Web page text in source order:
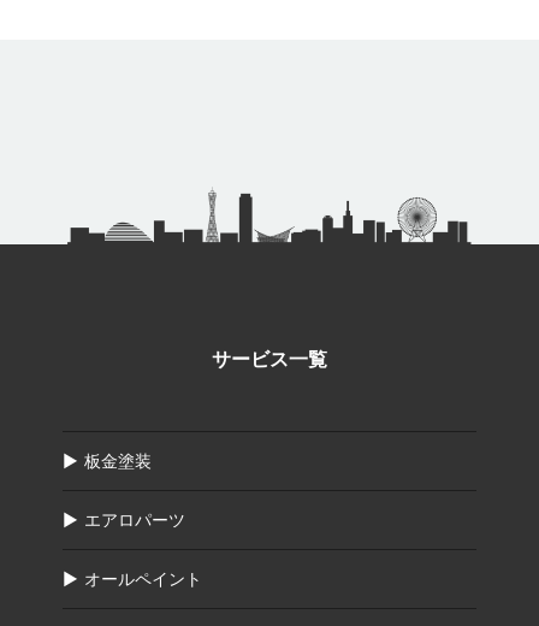
サービス一覧
板金塗装
エアロパーツ
オールペイント